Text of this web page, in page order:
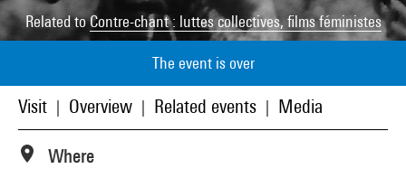
Related toContre-chant : luttes collectives, films féministes
The event is over
Visit Overview Related events Media
Where